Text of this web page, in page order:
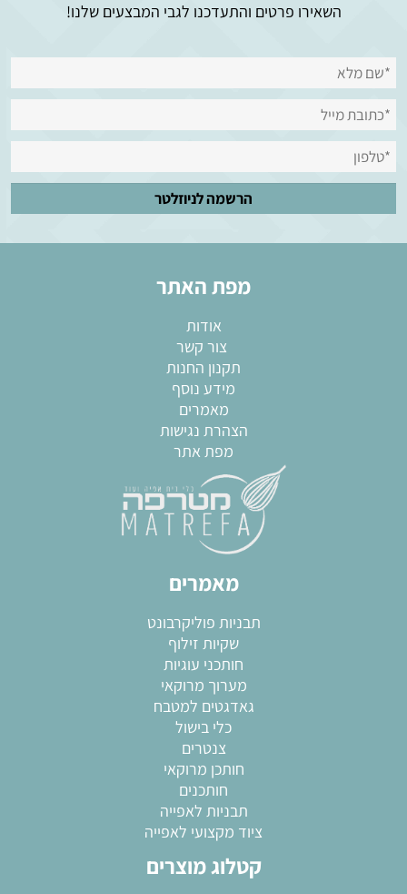
השאירו פרטים והתעדכנו לגבי המבצעים שלנו!
מפת האתר
אודות
צור קשר
תקנון החנות
מידע נוסף
מאמרים
הצהרת נגישות
מפת אתר
מאמרים
תבניות פוליקרבונט
שקיות זילוף
חותכני עוגיות
מערוך מרוקאי
גאדגטים למטבח
כלי בישול
צנטרים
חותכן מרוקאי
חותכנים
תבניות לאפייה
ציוד מקצועי לאפייה
קטלוג מוצרים